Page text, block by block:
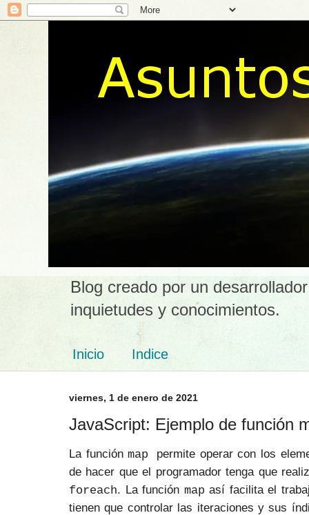
Blog creado por un
inquietudes y conocimientos.
Inicio Indice
viernes, 1 de enero de 2021
JavaScript: Ejemplo de función
La funciónmap permite operar con los
de hacer que el programador tenga que
foreach. La función map así facilita el
tienen que controlar las iteraciones y sus